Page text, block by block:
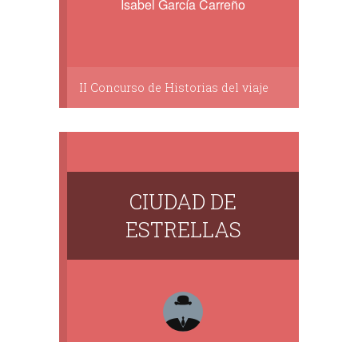
Isabel García Carreño
II Concurso de Historias del viaje
CIUDAD DE
ESTRELLAS